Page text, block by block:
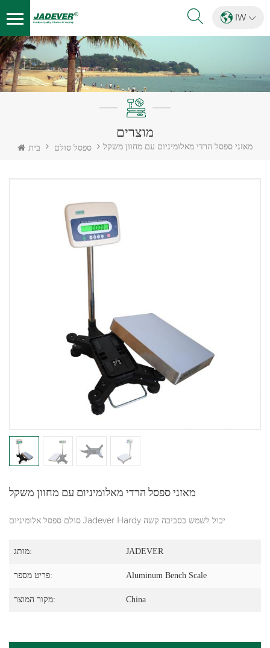
IW
מוצרים
בית ספסל סולם מאזני ספסל הרדי מאלומיניום עם מחוון משקל
מאזני ספסל הרדי מאלומיניום עם מחוון משקל
סולם ספסל אלומיניום Jadever Hardy יכול לשמש בסביבה קשה
מותג: JADEVER
פריט מספר: Aluminum Bench Scale
מקור המוצר: China